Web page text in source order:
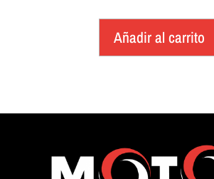
Añadir al carrito